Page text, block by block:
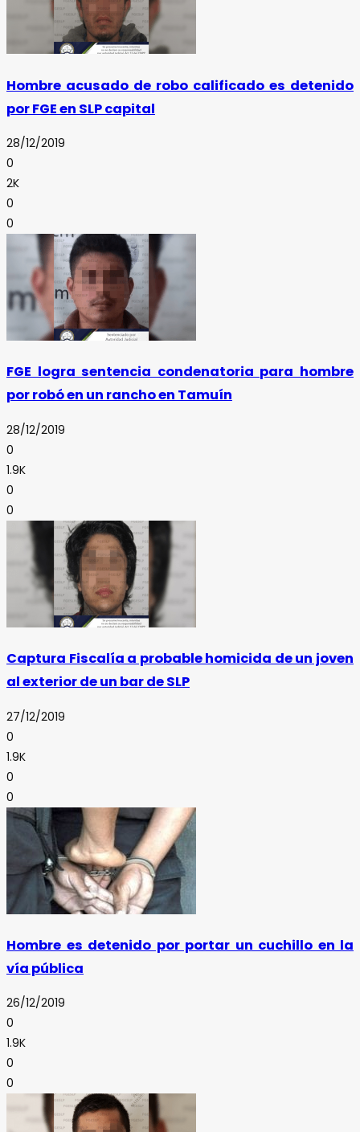
Hombre acusado de robo calificado es detenido
por FGE en SLP capital
28/12/2019
0
2K
0
0
FGE logra sentencia condenatoria para hombre
por robó en un rancho en Tamuín
28/12/2019
0
1.9K
0
0
Captura Fiscalía a probable homicida de un joven
al exterior de un bar de SLP
27/12/2019
0
1.9K
0
0
Hombre es detenido por portar un cuchillo en la
vía pública
26/12/2019
0
1.9K
0
0